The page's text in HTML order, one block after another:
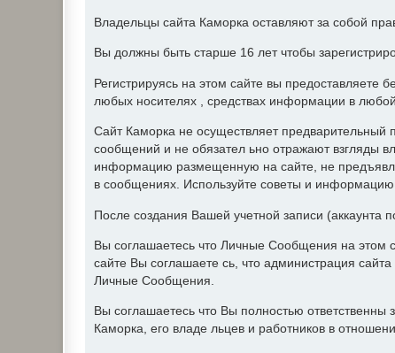
Владельцы сайта Каморка оставляют за собой
Вы должны быть старше 16 лет чтобы
Регистрируясь на этом сайте вы предоставляете
любых носителях , средствах информации в
Сайт Каморка не осуществляет предварительный
сообщений и не обязател ьно отражают взгляды
информацию размещенную на сайте, не
в сообщениях. Используйте советы и
После создания Вашей учетной записи (аккаунта
Вы соглашаетесь что Личные Сообщения на этом
сайте Вы соглашаете сь, что администрация
Личные Сообщения.
Вы соглашаетесь что Вы полностью
Каморка, его владе льцев и работников в